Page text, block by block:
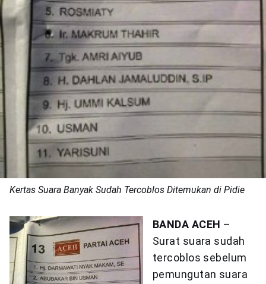
Kertas Suara Banyak Sudah Tercoblos Ditemukan di Pidie
BANDA ACEH –
Surat suara sudah
tercoblos sebelum
pemungutan suara